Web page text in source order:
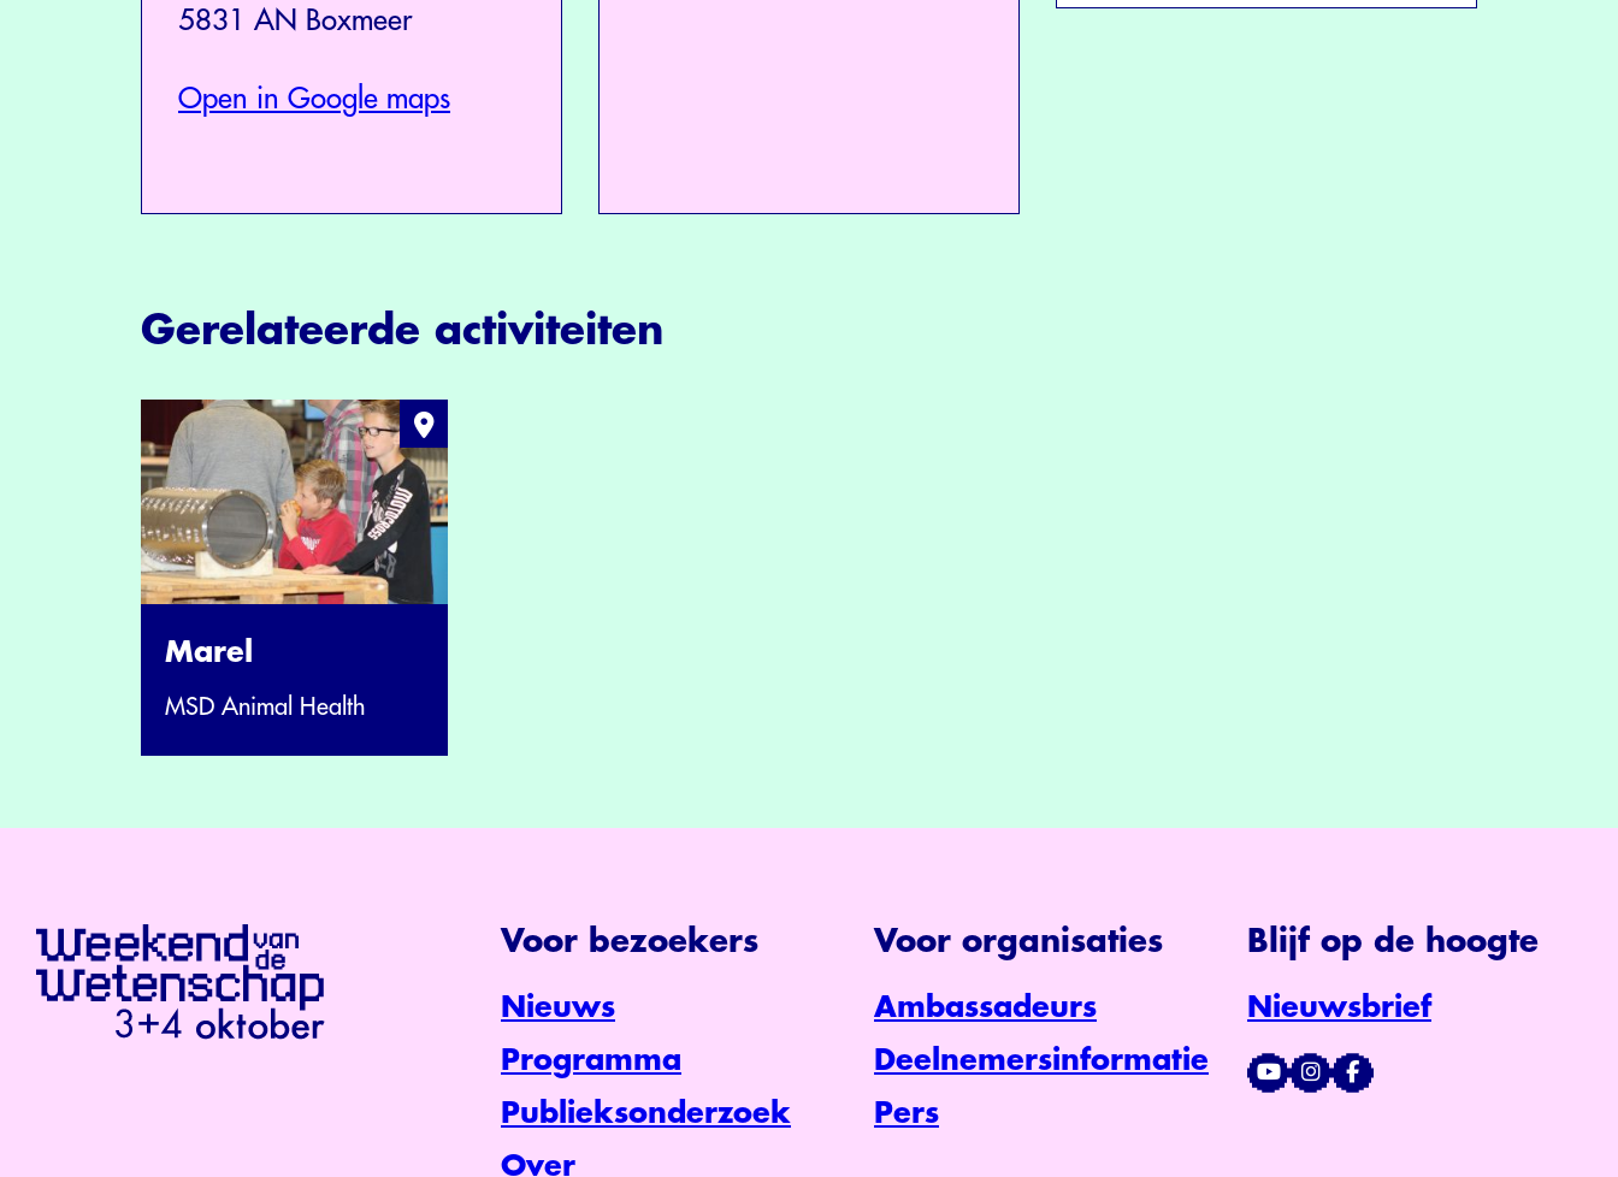
5831 AN Boxmeer
Open in Google maps
Gerelateerde activiteiten
Marel
MSD Animal Health
Voor bezoekers
Nieuws
Programma
Publieksonderzoek
Over
Voor organisaties
Ambassadeurs
Deelnemersinformatie
Pers
Blijf op de hoogte
Nieuwsbrief